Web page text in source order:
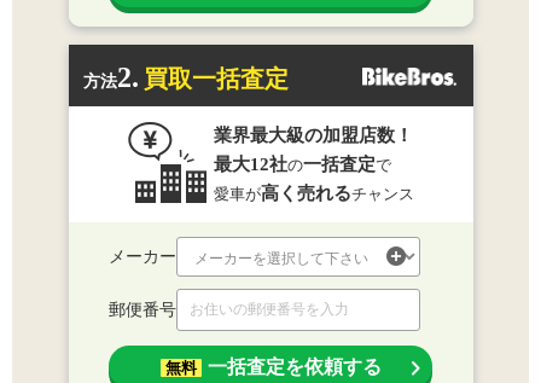
方法2. 買取一括査定
業界最大級の加盟店数！
最大12社の一括査定で
愛車が高く売れるチャンス
メーカー
郵便番号
無料 一括査定を依頼する